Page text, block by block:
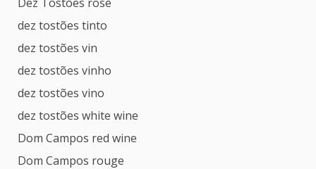
dez tostões tinto
dez tostões vin
dez tostões vinho
dez tostões vino
dez tostões white wine
Dom Campos red wine
Dom Campos rouge